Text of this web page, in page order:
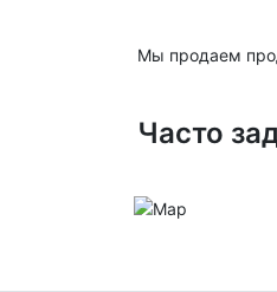
Мы продаем
Часто